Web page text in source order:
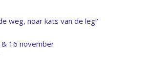
weg, noar kats van de leg!’
16 november